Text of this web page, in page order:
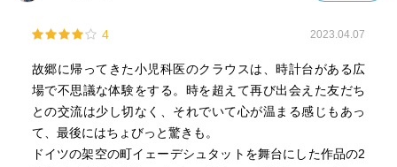
4 2023.04.07
故郷に帰ってきた小児科医のクラウスは、時計台がある広
場で不思議な体験をする。時を超えて再び出会えた友だち
との交流は少し切なく、それでいて心が温まる感じもあっ
て、最後にはちょびっと驚きも。
ドイツの架空の町イェーデシュタットを舞台にした作品の2